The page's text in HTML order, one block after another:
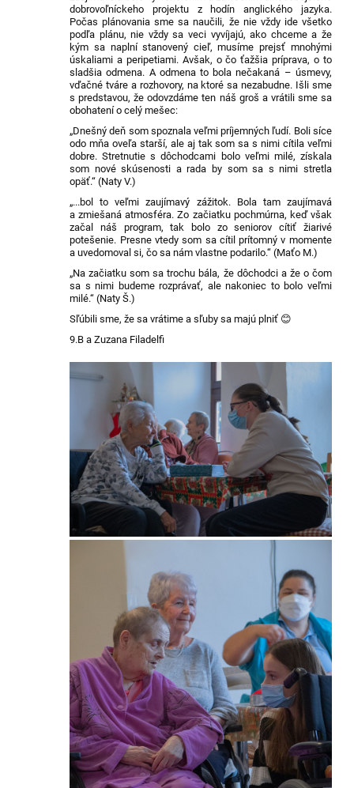
dobrovoľníckeho projektu z hodín anglického jazyka.
Počas plánovania sme sa naučili, že nie vždy ide všetko
podľa plánu, nie vždy sa veci vyvíjajú, ako chceme a že
kým sa naplní stanovený cieľ, musíme prejsť mnohými
úskaliami a peripetiami. Avšak, o čo ťažšia príprava, o to
sladšia odmena. A odmena to bola nečakaná – úsmevy,
vďačné tváre a rozhovory, na ktoré sa nezabudne. Išli sme
s predstavou, že odovzdáme ten náš groš a vrátili sme sa
obohatení o celý mešec:
„Dnešný deň som spoznala veľmi príjemných ľudí. Boli síce
odo mňa oveľa starší, ale aj tak som sa s nimi cítila veľmi
dobre. Stretnutie s dôchodcami bolo veľmi milé, získala
som nové skúsenosti a rada by som sa s nimi stretla
opäť.“ (Naty V.)
„...bol to veľmi zaujímavý zážitok. Bola tam zaujímavá
a zmiešaná atmosféra. Zo začiatku pochmúrna, keď však
začal náš program, tak bolo zo seniorov cítiť žiarivé
potešenie. Presne vtedy som sa cítil prítomný v momente
a uvedomoval si, čo sa nám vlastne podarilo.“ (Maťo M.)
„Na začiatku som sa trochu bála, že dôchodci a že o čom
sa s nimi budeme rozprávať, ale nakoniec to bolo veľmi
milé.“ (Naty Š.)
Sľúbili sme, že sa vrátime a sľuby sa majú plniť 😊
9.B a Zuzana Filadelfi